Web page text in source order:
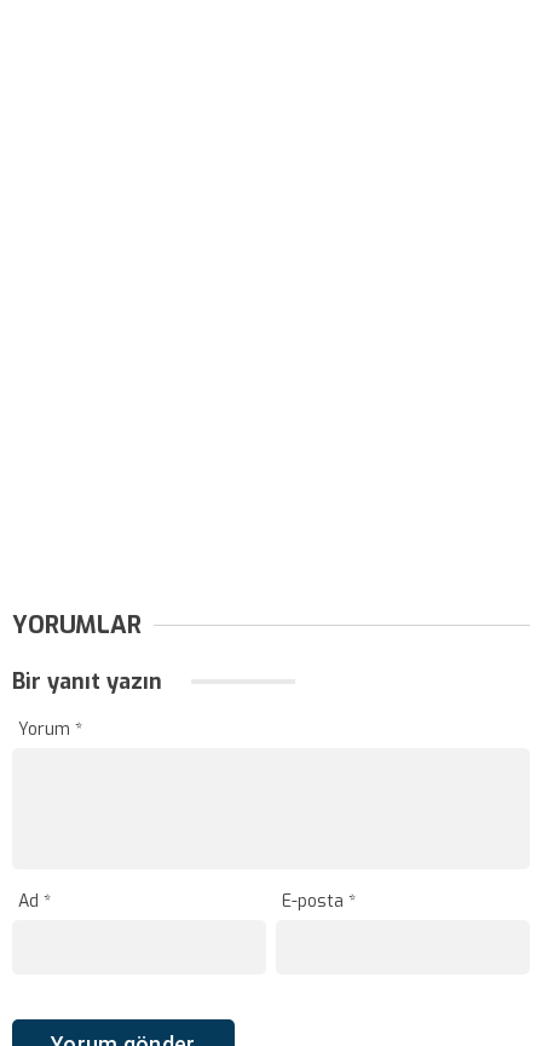
YORUMLAR
Bir yanıt yazın
Yorum *
Ad * E-posta*